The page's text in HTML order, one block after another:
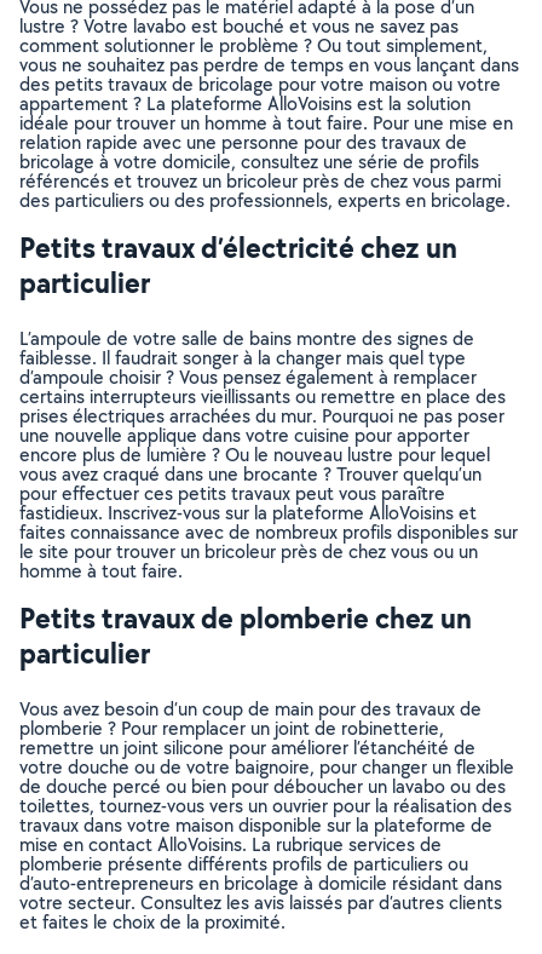
Vous ne possédez pas le matériel adapté à la pose d’un
lustre ? Votre lavabo est bouché et vous ne savez pas
comment solutionner le problème ? Ou tout simplement,
vous ne souhaitez pas perdre de temps en vous lançant dans
des petits travaux de bricolage pour votre maison ou votre
appartement ? La plateforme AlloVoisins est la solution
idéale pour trouver un homme à tout faire. Pour une mise en
relation rapide avec une personne pour des travaux de
bricolage à votre domicile, consultez une série de profils
référencés et trouvez un bricoleur près de chez vous parmi
des particuliers ou des professionnels, experts en bricolage.
Petits travaux d’électricité chez un
particulier
L’ampoule de votre salle de bains montre des signes de
faiblesse. Il faudrait songer à la changer mais quel type
d’ampoule choisir ? Vous pensez également à remplacer
certains interrupteurs vieillissants ou remettre en place des
prises électriques arrachées du mur. Pourquoi ne pas poser
une nouvelle applique dans votre cuisine pour apporter
encore plus de lumière ? Ou le nouveau lustre pour lequel
vous avez craqué dans une brocante ? Trouver quelqu’un
pour effectuer ces petits travaux peut vous paraître
fastidieux. Inscrivez-vous sur la plateforme AlloVoisins et
faites connaissance avec de nombreux profils disponibles sur
le site pour trouver un bricoleur près de chez vous ou un
homme à tout faire.
Petits travaux de plomberie chez un
particulier
Vous avez besoin d’un coup de main pour des travaux de
plomberie ? Pour remplacer un joint de robinetterie,
remettre un joint silicone pour améliorer l’étanchéité de
votre douche ou de votre baignoire, pour changer un flexible
de douche percé ou bien pour déboucher un lavabo ou des
toilettes, tournez-vous vers un ouvrier pour la réalisation des
travaux dans votre maison disponible sur la plateforme de
mise en contact AlloVoisins. La rubrique services de
plomberie présente différents profils de particuliers ou
d’auto-entrepreneurs en bricolage à domicile résidant dans
votre secteur. Consultez les avis laissés par d’autres clients
et faites le choix de la proximité.